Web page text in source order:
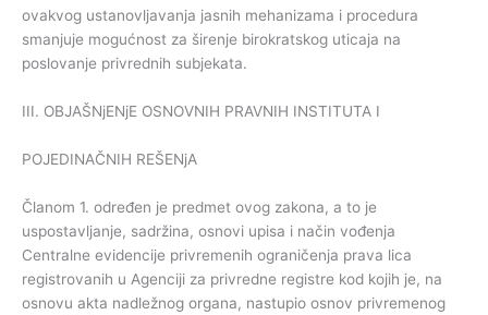
ovakvog ustanovljavanja jasnih mehanizama i procedura
smanjuje mogućnost za širenje birokratskog uticaja na
poslovanje privrednih subjekata.
III. OBJAŠNjENjE OSNOVNIH PRAVNIH INSTITUTA I
POJEDINAČNIH REŠENjA
Članom 1. određen je predmet ovog zakona, a to je
uspostavljanje, sadržina, osnovi upisa i način vođenja
Centralne evidencije privremenih ograničenja prava lica
registrovanih u Agenciji za privredne registre kod kojih je, na
osnovu akta nadležnog organa, nastupio osnov privremenog